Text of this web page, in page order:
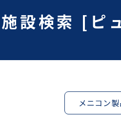
設検索 [ピ
メニコン